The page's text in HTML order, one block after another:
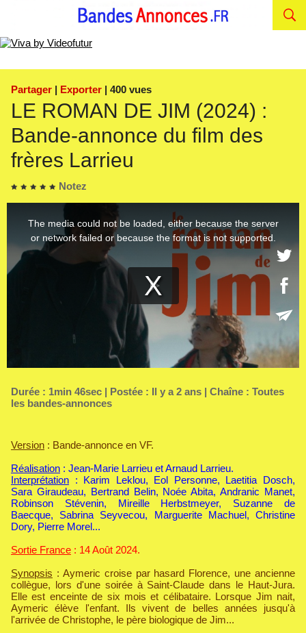
Partager | Exporter | 400 vues
LE ROMAN DE JIM (2024) :
Bande-annonce du film des
frères Larrieu
Notez
Durée : 1min 46sec | Postée : Il y a 2 ans | Chaîne : Toutes
les bandes-annonces
Version : Bande-annonce en VF.
Réalisation : Jean-Marie Larrieu et Arnaud Larrieu.
Interprétation : Karim Leklou, Eol Personne, Laetitia Dosch,
Sara Giraudeau, Bertrand Belin, Noée Abita, Andranic Manet,
Robinson Stévenin, Mireille Herbstmeyer, Suzanne de
Baecque, Sabrina Seyvecou, Marguerite Machuel, Christine
Dory, Pierre Morel...
Sortie France : 14 Août 2024.
Synopsis : Aymeric croise par hasard Florence, une ancienne
collègue, lors d'une soirée à Saint-Claude dans le Haut-Jura.
Elle est enceinte de six mois et célibataire. Lorsque Jim nait,
Aymeric élève l'enfant. Ils vivent de belles années jusqu'à
l'arrivée de Christophe, le père biologique de Jim...